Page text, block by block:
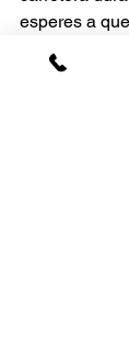
esperes a
aparezcan;
comienza el